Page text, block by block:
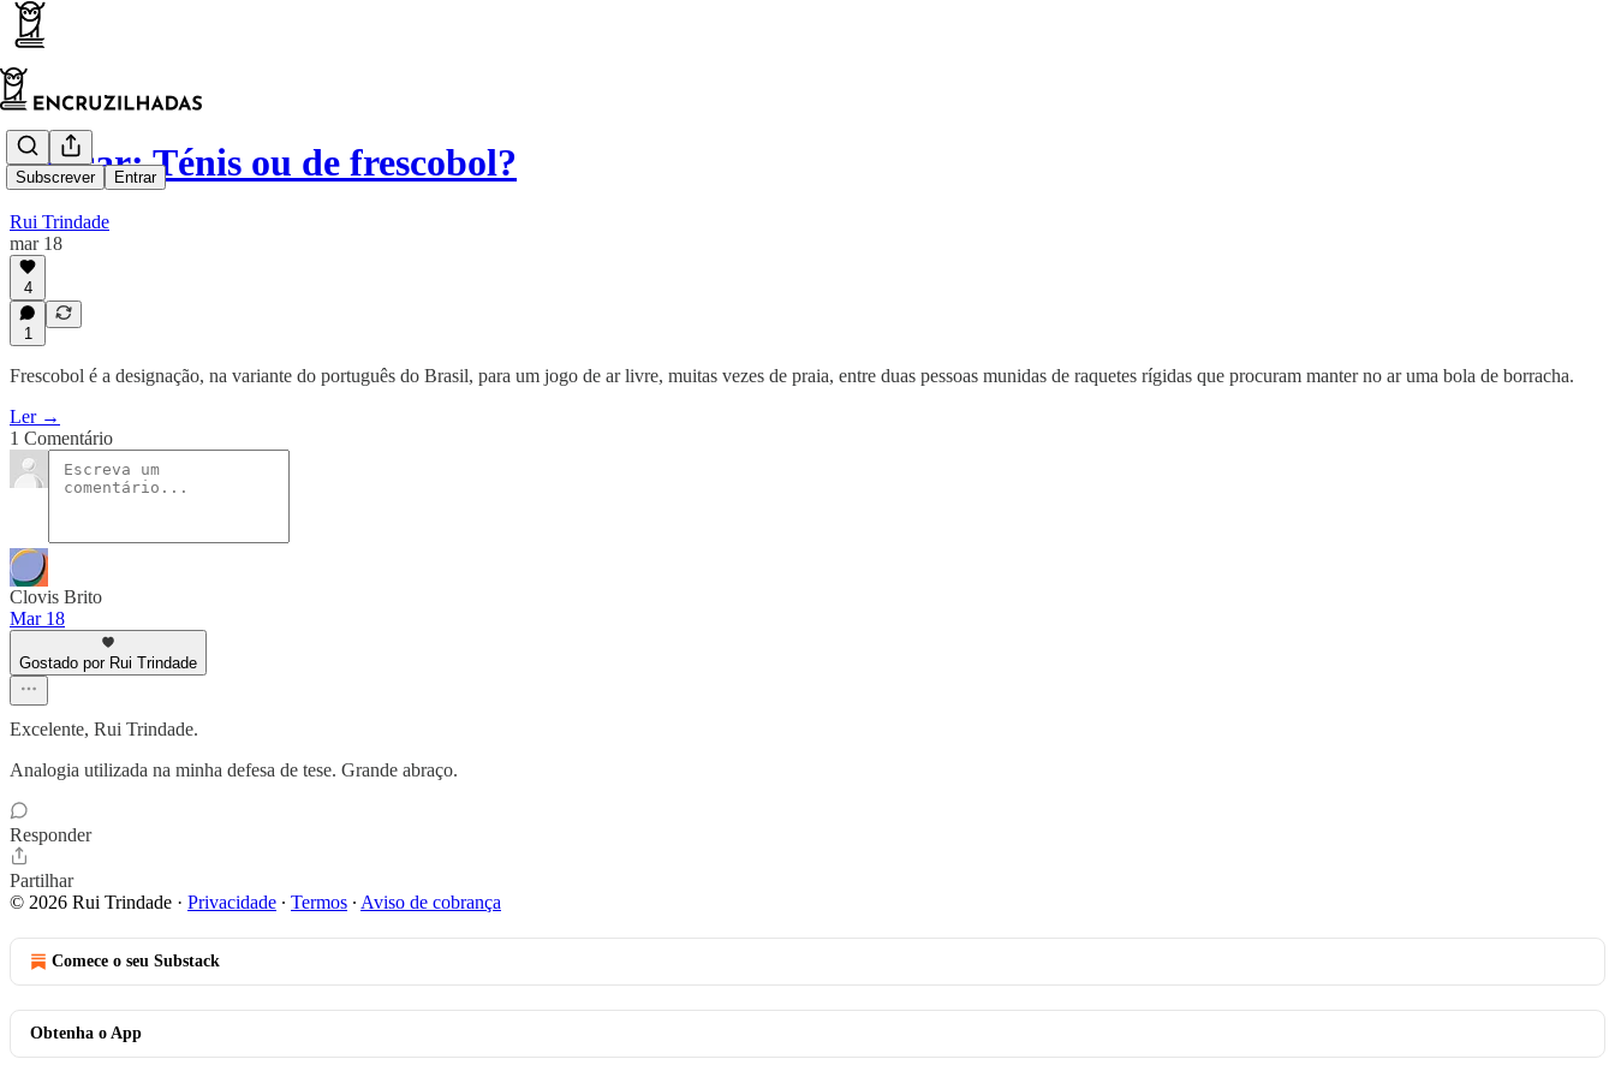
Subscrever Entrar
Educar: Ténis ou de frescobol?
Rui Trindade
mar 18
4
1
Frescobol é a designação, na variante do português do Brasil, para um jogo de ar livre, muitas vezes de praia, entre duas pessoas munidas de raquetes rígidas que procuram manter no ar uma bola de borracha.
Ler →
1 Comentário
Clovis Brito
Mar 18
Gostado por Rui Trindade
Excelente, Rui Trindade.
Analogia utilizada na minha defesa de tese. Grande abraço.
Responder
Partilhar
© 2026 Rui Trindade · Privacidade ∙ Termos ∙ Aviso de cobrança
Comece o seu Substack
Obtenha o App